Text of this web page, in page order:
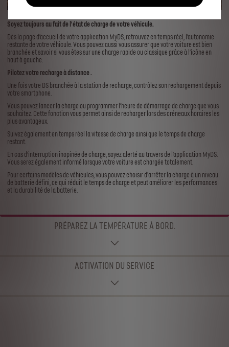
Soyez toujours au fait de l’état de charge de votre véhicule.
Dès la page d’accueil de votre application MyDS, retrouvez en temps réel, l’autonomie
restante de votre véhicule. Vous pouvez aussi vous assurer que votre voiture est bien
branchée et savoir si vous êtes sur une charge rapide ou classique grâce à l’icône en
haut à gauche.
Pilotez votre recharge à distance .
Une fois votre DS branchée à la station de recharge, contrôlez son rechargement depuis
votre smartphone.
Vous pouvez lancer la charge ou programmer l’heure de démarrage de charge que vous
souhaitez. Cette fonction vous permet ainsi de recharger lors des créneaux horaires les
plus avantageux.
Suivez également en temps réel la vitesse de charge ainsi que le temps de charge
restant.
En cas d’interruption inopinée de charge, soyez alerté au travers de l’application MyDS.
Vous serez également informé lorsque votre voiture est chargée totalement.
Pour certains modèles de véhicules, vous pouvez choisir d'arrêter la charge à un niveau
de batterie défini, ce qui réduit le temps de charge et peut améliorer les performances
et la durabilité de la batterie.
PRÉPAREZ LA TEMPÉRATURE À BORD.
ACTIVATION DU SERVICE